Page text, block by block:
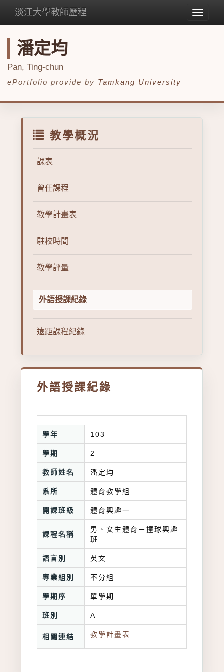
Toggle
淡江大學教師歷程
潘定均
Pan, Ting-chun
ePortfolio provide by Tamkang University
教學概況
課表
曾任課程
教學計畫表
駐校時間
教學評量
外語授課紀錄
遠距課程紀錄
外語授課紀錄
學年 103
學期 2
教師姓名 潘定均
系所 體育教學組
開課班級 體育興趣一
課程名稱
男、女生體育－撞球興趣
班
語言別 英文
專業組別 不分組
學期序 單學期
班別 A
相關連結 教學計畫表